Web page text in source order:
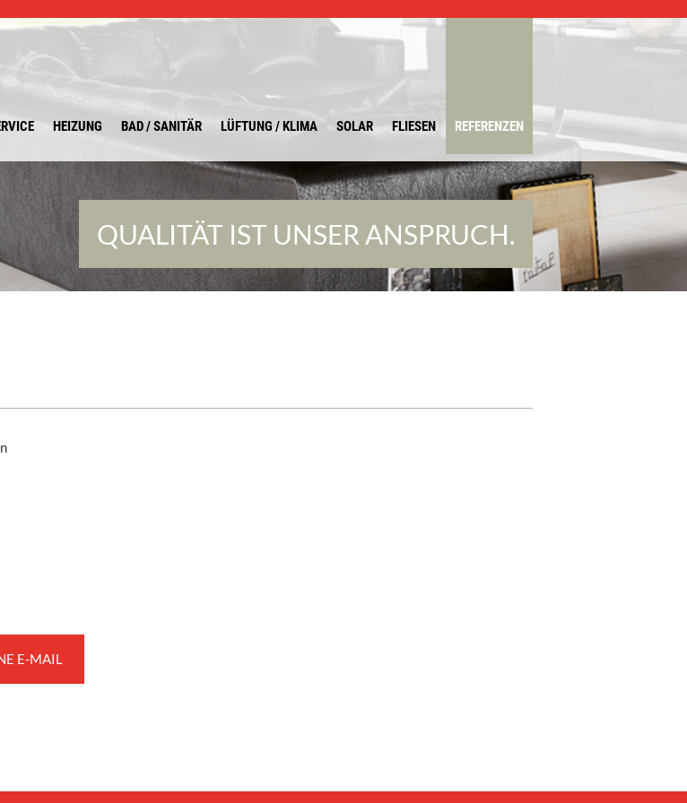
QUALITÄT IST UNSER ANSPRUCH.
HEIZUNG BAD / SANITÄR LÜFTUNG / KLIMA SOLAR FLIESEN REFERENZEN
E-MAIL